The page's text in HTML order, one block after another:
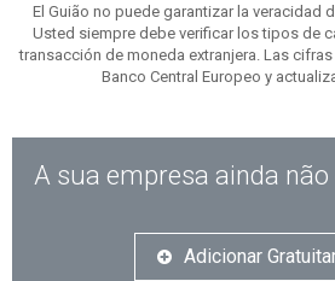
El Guião no puede garantizar la veracidad
Usted siempre debe verificar los tipos de
transacción de moneda extranjera. Las
Banco Central Europeo y
A sua empresa ainda
Adicionar